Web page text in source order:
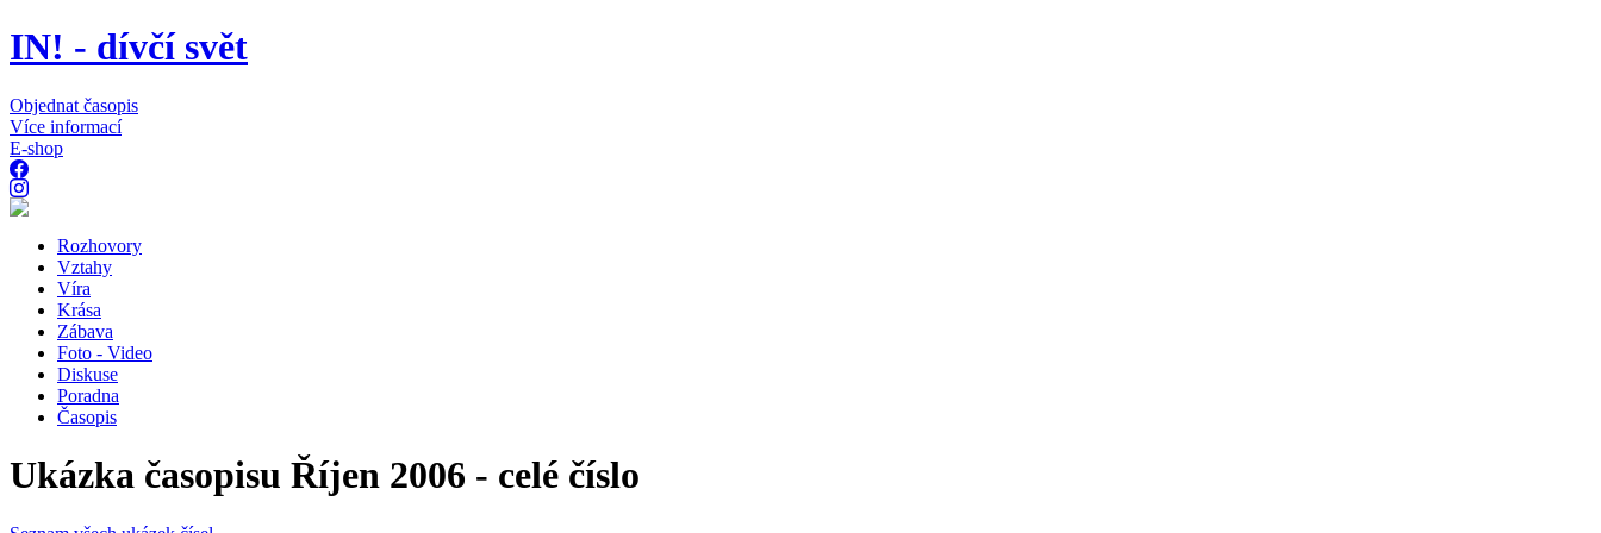
IN! - dívčí svět
Objednat časopis
Více informací
E-shop
Rozhovory
Vztahy
Víra
Krása
Zábava
Foto - Video
Diskuse
Poradna
Časopis
Ukázka časopisu Říjen 2006 - celé číslo